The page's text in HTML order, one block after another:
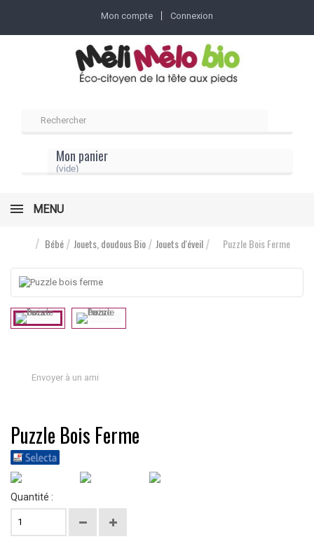
Mon compte Connexion
Mon panier
(vide)
MENU
Bébé Jouets, doudous Bio Jouets d'éveil Puzzle Bois Ferme
Envoyer à un ami
Puzzle Bois Ferme
Quantité :